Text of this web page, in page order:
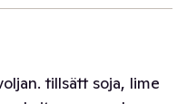
tillsätt soja, lime